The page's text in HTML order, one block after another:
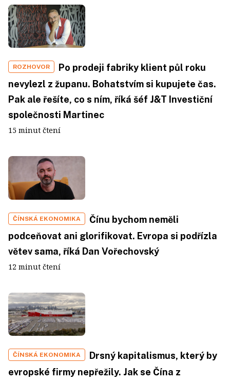
ROZHOVOR
Po prodeji fabriky klient půl roku
nevylezl z županu. Bohatstvím si kupujete čas.
Pak ale řešíte, co s ním, říká šéf J&T Investiční
společnosti Martinec
15 minut čtení
ČÍNSKÁ EKONOMIKA
Čínu bychom neměli
podceňovat ani glorifikovat. Evropa si podřízla
větev sama, říká Dan Vořechovský
12 minut čtení
ČÍNSKÁ EKONOMIKA
Drsný kapitalismus, který by
evropské firmy nepřežily. Jak se Čína z